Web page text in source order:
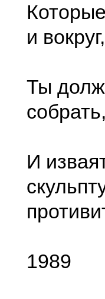
и вокруг,
Ты
И
1989